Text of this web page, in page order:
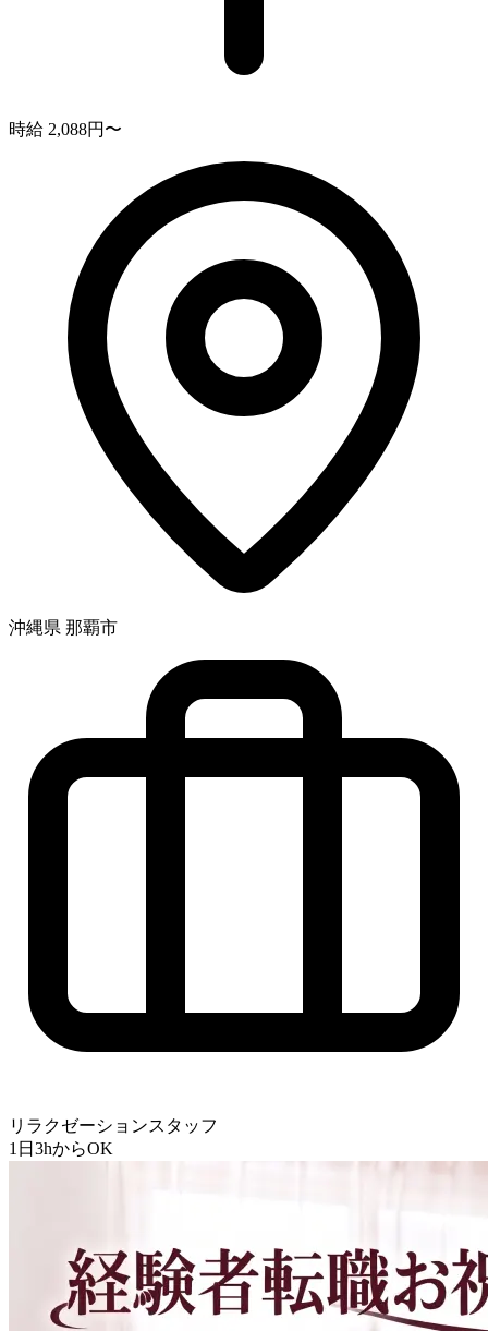
時給 2,088円〜
沖縄県 那覇市
リラクゼーションスタッフ
1日3hからOK